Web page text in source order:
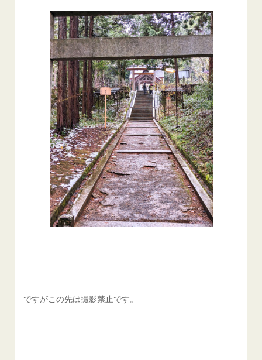
ですがこの先は撮影禁止です。